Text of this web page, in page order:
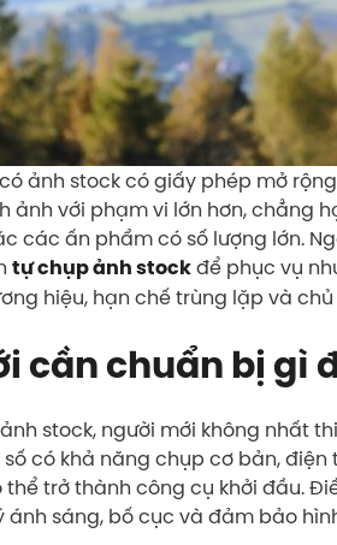
ảnh stock có giấy phép mở
ảnh với phạm vi lớn hơn, chẳng
các ấn phẩm có số lượng lớn.
tự chụp ảnh stockđể phục vụ
hiệu, hạn chế trùng lặp và
cần chuẩn bị gì
stock, người mới không nhất
có khả năng chụp cơ bản,
trở thành công cụ khởi đầu.
ánh sáng, bố cục và đảm bảo